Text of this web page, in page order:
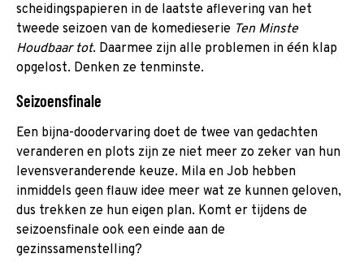
scheidingspapieren in de laatste aflevering van het
tweede seizoen van de komedieserie Ten Minste
Houdbaar tot. Daarmee zijn alle problemen in één klap
opgelost. Denken ze tenminste.
Seizoensfinale
Een bijna-doodervaring doet de twee van gedachten
veranderen en plots zijn ze niet meer zo zeker van hun
levensveranderende keuze. Mila en Job hebben
inmiddels geen flauw idee meer wat ze kunnen geloven,
dus trekken ze hun eigen plan. Komt er tijdens de
seizoensfinale ook een einde aan de
gezinssamenstelling?